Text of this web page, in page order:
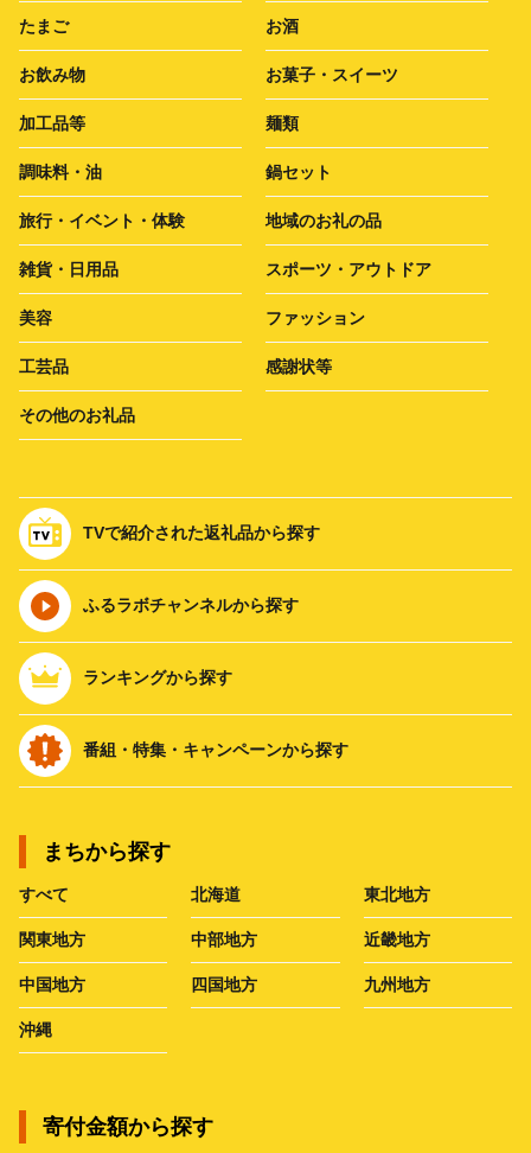
たまご お酒
お飲み物 お菓子・スイーツ
加工品等 麺類
調味料・油 鍋セット
旅行・イベント・体験 地域のお礼の品
雑貨・日用品 スポーツ・アウトドア
美容 ファッション
工芸品 感謝状等
その他のお礼品
TVで紹介された返礼品から探す
ふるラボチャンネルから探す
ランキングから探す
番組・特集・キャンペーンから探す
まちから探す
すべて 北海道 東北地方
関東地方 中部地方 近畿地方
中国地方 四国地方 九州地方
沖縄
寄付金額から探す